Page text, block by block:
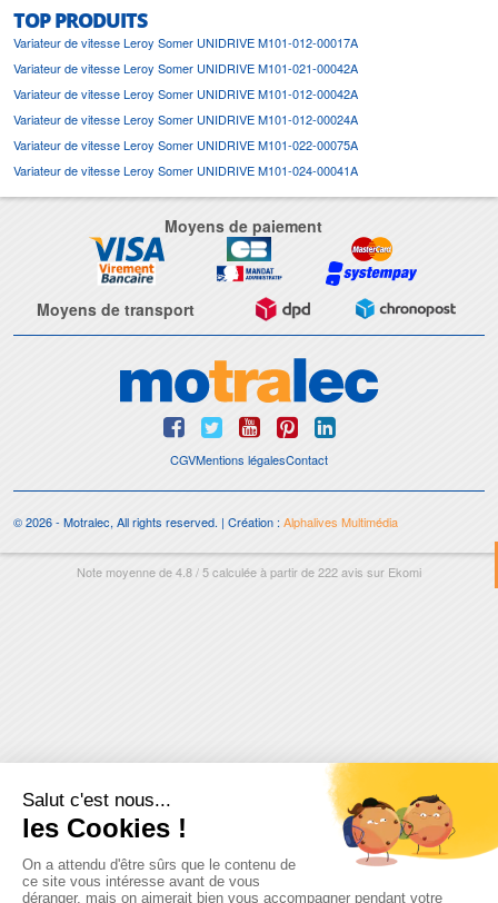
TOP PRODUITS
Variateur de vitesse Leroy Somer UNIDRIVE M101-012-00017A
Variateur de vitesse Leroy Somer UNIDRIVE M101-021-00042A
Variateur de vitesse Leroy Somer UNIDRIVE M101-012-00042A
Variateur de vitesse Leroy Somer UNIDRIVE M101-012-00024A
Variateur de vitesse Leroy Somer UNIDRIVE M101-022-00075A
Variateur de vitesse Leroy Somer UNIDRIVE M101-024-00041A
Moyens de paiement
Moyens de transport
CGVMentions légalesContact
© 2026 - Motralec, All rights reserved. | Création : Alphalives Multimédia
Note moyenne de4.8/5calculée à partir de222avis sur Ekomi